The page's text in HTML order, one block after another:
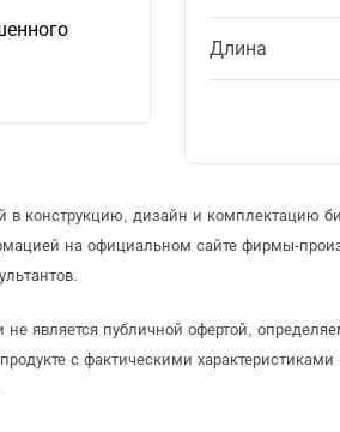
Длина
в конструкцию, дизайн и комплектацию
на официальном сайте фирмы-
является публичной офертой,
с фактическими